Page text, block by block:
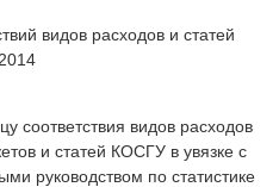
соответствия видов расходов
и статей КОСГУ в увязке с
руководством по статистике